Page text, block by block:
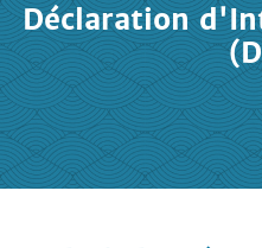
Déclaration